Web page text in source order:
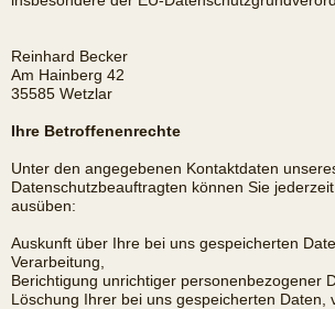
Reinhard Becker
Am Hainberg 42
35585 Wetzlar
Ihre Betroffenenrechte
Unter den angegebenen Kontaktdaten
Datenschutzbeauftragten können Sie
ausüben:
Auskunft über Ihre bei uns gespeicherten
Verarbeitung,
Berichtigung unrichtiger personenbezogener
Löschung Ihrer bei uns gespeicherten Daten,